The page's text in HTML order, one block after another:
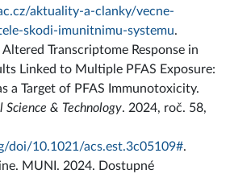
aktuality-a-clanky/vecne-
skodi-imunitnimu-systemu.
Transcriptome Response in
Linked to Multiple PFAS Exposure:
a Target of PFAS Immunotoxicity.
Science & Technology. 2024, roč. 58,
doi/10.1021/acs.est.3c05109#.
MUNI. 2024. Dostupné